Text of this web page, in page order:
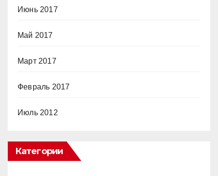
Июнь 2017
Май 2017
Март 2017
Февраль 2017
Июль 2012
Категории